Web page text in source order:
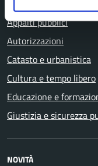
Appalti pubblici
Autorizzazioni
Catasto e urbanistica
Cultura e tempo libero
Educazione e
Giustizia e sicurezza
NOVITÀ